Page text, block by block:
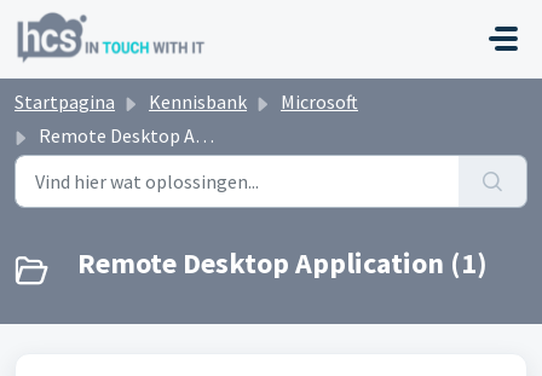
Doorgaan naar hoofdinhoud
Startpagina Kennisbank
Microsoft
Remote Desktop Application
Remote Desktop Application (1)